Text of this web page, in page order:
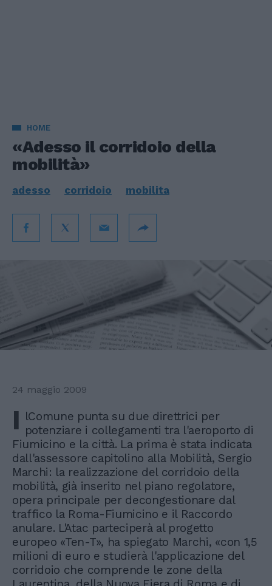
HOME
«Adesso il corridoio della
mobilità»
adesso corridoio mobilita
24 maggio 2009
I lComune punta su due direttrici per
potenziare i collegamenti tra l'aeroporto di
Fiumicino e la città. La prima è stata indicata
dall'assessore capitolino alla Mobilità, Sergio
Marchi: la realizzazione del corridoio della
mobilità, già inserito nel piano regolatore,
opera principale per decongestionare dal
traffico la Roma-Fiumicino e il Raccordo
anulare. L'Atac parteciperà al progetto
europeo «Ten-T», ha spiegato Marchi, «con 1,5
milioni di euro e studierà l'applicazione del
corridoio che comprende le zone della